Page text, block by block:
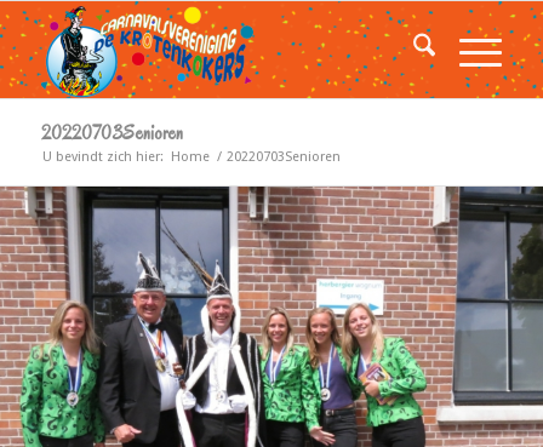
20220703Senioren
U bevindt zich hier: Home / 20220703Senioren